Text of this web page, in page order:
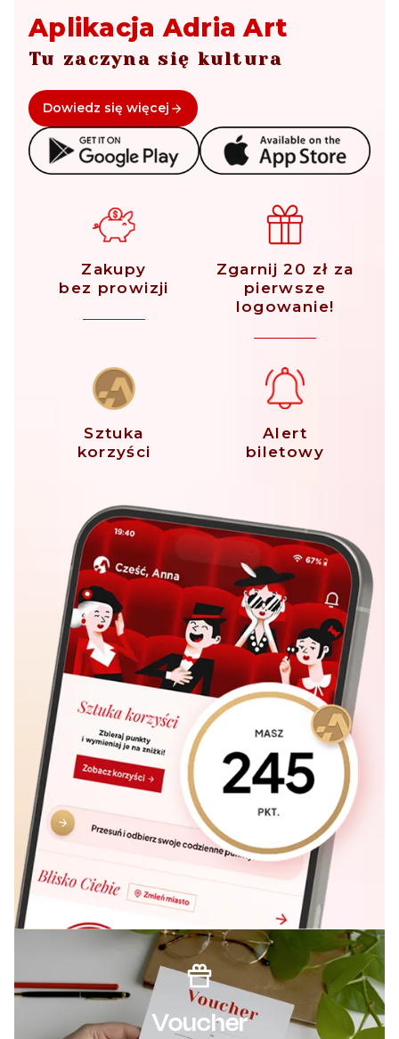
Aplikacja Adria Art
Tu zaczyna się kultura
Dowiedz się więcej
Zakupy
bez prowizji
Zgarnij 20 zł za
pierwsze
logowanie!
Sztuka
korzyści
Alert
biletowy
Voucher